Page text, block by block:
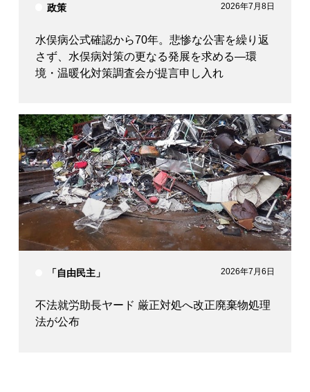
政策 2026年7月8日
水俣病公式確認から70年。悲惨な公害を繰り返
さず、水俣病対策の更なる発展を求める―環
境・温暖化対策調査会が提言申し入れ
「自由民主」 2026年7月6日
不法就労助長ヤード 厳正対処へ改正廃棄物処理
法が公布